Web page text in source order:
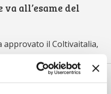
all’esame del
approvato il Coltivaitalia,
l’agricoltura 4.0